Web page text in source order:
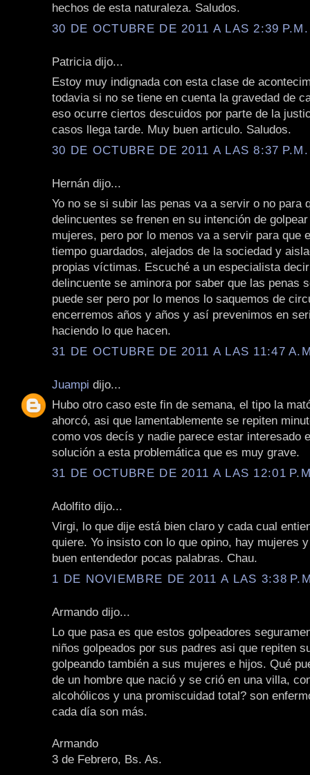
hechos de esta naturaleza. Saludos.
30 DE OCTUBRE DE 2011 A LAS 2:39 P.M.
Patricia dijo...
Estoy muy indignada con esta clase de
todavia si no se tiene en cuenta la gravedad de
eso ocurre ciertos descuidos por parte de la
casos llega tarde. Muy buen articulo. Saludos.
30 DE OCTUBRE DE 2011 A LAS 8:37 P.M.
Hernán dijo...
Yo no se si subir las penas va a servir o no para
delincuentes se frenen en su intención de
mujeres, pero por lo menos va a servir para que
tiempo guardados, alejados de la sociedad y
propias víctimas. Escuché a un especialista
delincuente se aminora por saber que las penas
puede ser pero por lo menos lo saquemos de
encerremos años y años y así prevenimos en
haciendo lo que hacen.
31 DE OCTUBRE DE 2011 A LAS 11:47
Juampi dijo...
Hubo otro caso este fin de semana, el tipo la
ahorcó, asi que lamentablemente se repiten
como vos decís y nadie parece estar interesado
solución a esta problemática que es muy grave.
31 DE OCTUBRE DE 2011 A LAS 12:01
Adolfito dijo...
Virgi, lo que dije está bien claro y cada cual
quiere. Yo insisto con lo que opino, hay mujeres
buen entendedor pocas palabras. Chau.
1 DE NOVIEMBRE DE 2011 A LAS 3:38
Armando dijo...
Lo que pasa es que estos golpeadores
niños golpeados por sus padres asi que repiten
golpeando también a sus mujeres e hijos. Qué
de un hombre que nació y se crió en una villa,
alcohólicos y una promiscuidad total? son
cada día son más.
Armando
3 de Febrero, Bs. As.